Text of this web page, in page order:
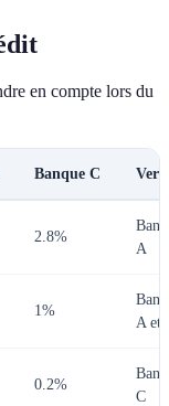
en compte lors du
Banque C
2.8%
A
1%
A et
0.2%
C